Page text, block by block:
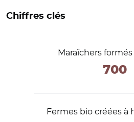
Chiffres clés
Maraîchers formés
700
Fermes bio créées à